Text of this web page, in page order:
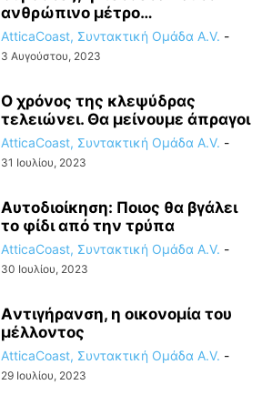
ανθρώπινο μέτρο…
AtticaCoast, Συντακτική Ομάδα A.V. -
3 Αυγούστου, 2023
Ο χρόνος της κλεψύδρας
τελειώνει. Θα μείνουμε άπραγοι
AtticaCoast, Συντακτική Ομάδα A.V. -
31 Ιουλίου, 2023
Αυτοδιοίκηση: Ποιος θα βγάλει
το φίδι από την τρύπα
AtticaCoast, Συντακτική Ομάδα A.V. -
30 Ιουλίου, 2023
Aντιγήρανση, η oικονομία του
μέλλοντος
AtticaCoast, Συντακτική Ομάδα A.V. -
29 Ιουλίου, 2023